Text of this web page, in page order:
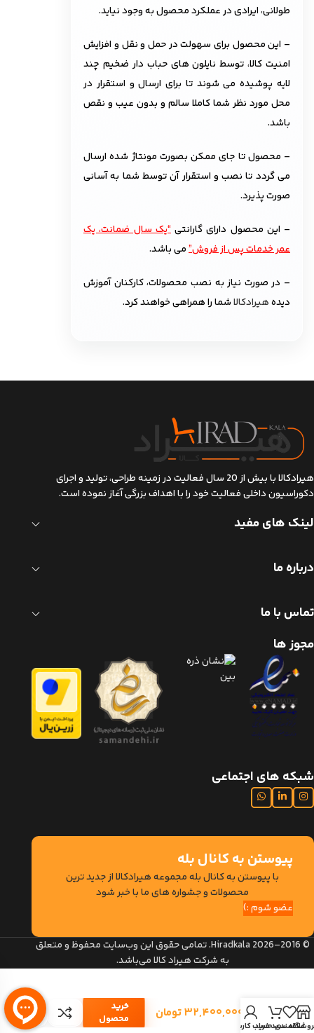
طولانی، ایرادی در عملکرد محصول به وجود نیاید.
– این محصول برای سهولت در حمل و نقل و افزایش
امنیت کالا، توسط نایلون های حباب دار ضخیم چند
لایه پوشیده می شوند تا برای ارسال و استقرار در
محل مورد نظر شما کاملا سالم و بدون عیب و نقص
باشد.
– محصول تا جای ممکن بصورت مونتاژ شده ارسال
می گردد تا نصب و استقرار آن توسط شما به آسانی
صورت پذیرد.
– این محصول دارای گارانتی“یک سال ضمانت، یک
عمر خدمات پس از فروش”می باشد.
– در صورت نیاز به نصب محصولات، کارکنان آموزش
دیدههیرادکالاشما را همراهی خواهند کرد.
هیرادکالا با بیش از 20 سال فعالیت در زمینه طراحی، تولید و اجرای
دکوراسیون داخلی فعالیت خود را با اهداف بزرگی آغاز نموده است.
لینک های مفید
درباره ما
تماس با ما
مجوز ها
شبکه های اجتماعی
پیوستن به کانال بله
با پیوستن به کانال بله مجموعه هیرادکالا از جدید ترین
محصولات و جشواره های ما با خبر شود
عضو شوم :)
© 2016–2026 Hiradkala. تمامی حقوق این وب‌سایت محفوظ و متعلق
به شرکت هیراد کالا می‌باشد.
علاقمندیسبد خریدحساب کاربری
هیراد
مدل
۳۲,۴۰۰,۰۰۰تومان
خرید
محصول